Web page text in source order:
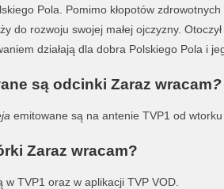
Pola. Pomimo kłopotów
do rozwoju swojej małej ojczyzny.
działają dla dobra Polskiego Pola i
są odcinki Zaraz wracam?
emitowane są na antenie TVP1 od
Zaraz wracam?
TVP1 oraz w aplikacji TVP VOD.